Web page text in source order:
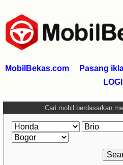
MobilBekas.com Pasang
Cari mobil berdasarkan